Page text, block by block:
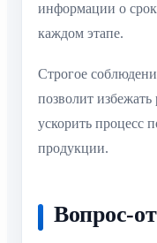
информации о
каждом этапе.
Строгое
позволит
ускорить процесс
продукции.
Вопрос-